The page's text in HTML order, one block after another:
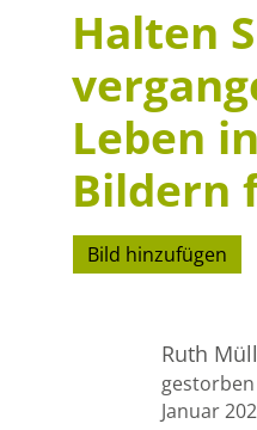
Halten
Leben in
Bildern
Bild hinzufügen
Ruth
Januar